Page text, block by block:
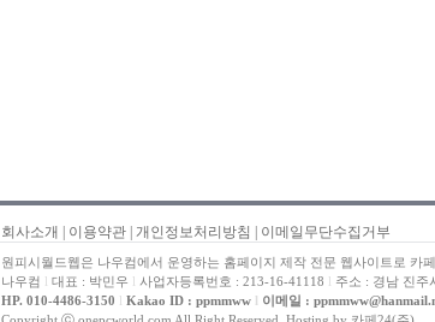
회사소개 이용약관 개인정보처리방침 이메일무단수집거부
원피시월드웹은 나우컴에서 운영하는 홈페이지 제작 전문 웹사이트로 카
나우컴 l 대표 : 박민우 l 사업자등록번호 : 213-16-41118 l 주소 : 경남 진주
HP. 010-4486-3150 l Kakao ID : ppmmww l 이메일 :